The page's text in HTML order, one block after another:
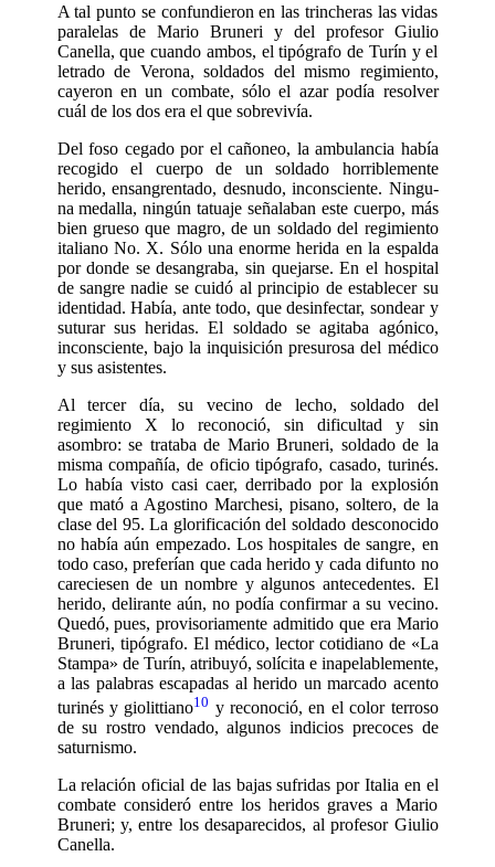
A tal punto se confundieron en las trin­cheras las vidas
paralelas de Mario Bru­neri y del profesor Giulio
Canella, que cuando ambos, el tipógrafo de Turín y el
letrado de Verona, soldados del mismo regimiento,
cayeron en un combate, sólo el azar podía resolver
cuál de los dos era el que sobrevivía.
Del foso cegado por el cañoneo, la am­bulancia había
recogido el cuerpo de un soldado horriblemente
herido, ensan­grentado, desnudo, inconsciente. Ningu­
na medalla, ningún tatuaje señalaban este cuerpo, más
bien grueso que magro, de un soldado del regimiento
italiano No. X. Sólo una enorme herida en la espalda
por donde se desangraba, sin quejarse. En el hospital
de sangre nadie se cuidó al prin­cipio de establecer su
identidad. Había, ante todo, que desinfectar, sondear y
suturar sus heridas. El soldado se agitaba agónico,
inconsciente, bajo la inquisición presurosa del médico
y sus asistentes.
Al tercer día, su vecino de lecho, soldado del
regimiento X lo reconoció, sin dificultad y sin
asombro: se trataba de Mario Bruneri, soldado de la
misma compañía, de oficio tipógrafo, casado, turinés.
Lo había visto casi caer, derribado por la explosión
que mató a Agostino Marchesi, pisano, soltero, de la
clase del 95. La glorificación del soldado desconocido
no había aún empezado. Los hospitales de sangre, en
todo caso, preferían que cada herido y cada difunto no
careciesen de un nombre y algunos antecedentes. El
herido, delirante aún, no podía confirmar a su vecino.
Quedó, pues, provisoriamente admitido que era Mario
Bruneri, tipógrafo. El médico, lector cotidiano de «La
Stampa» de Turín, atribuyó, solícita e inapelablemente,
a las palabras escapadas al herido un marcado acento
turinés y giolittiano10 y reconoció, en el color terroso
de su rostro vendado, algunos indicios precoces de
saturnismo.
La relación oficial de las bajas sufridas por Italia en el
combate consideró entre los heridos graves a Mario
Bruneri; y, entre los desaparecidos, al profesor Giulio
Canella.